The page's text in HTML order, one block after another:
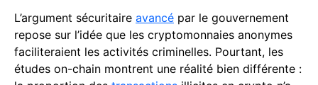
L’argument sécuritaire avancé par le gouvernement
repose sur l’idée que les cryptomonnaies anonymes
faciliteraient les activités criminelles. Pourtant, les
études on-chain montrent une réalité bien différente :